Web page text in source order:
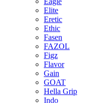
Elite
Eretic
Ethic
Fasen
FAZOL
Figz
Flavor
Gain
GOAT
Hella Grip
Indo